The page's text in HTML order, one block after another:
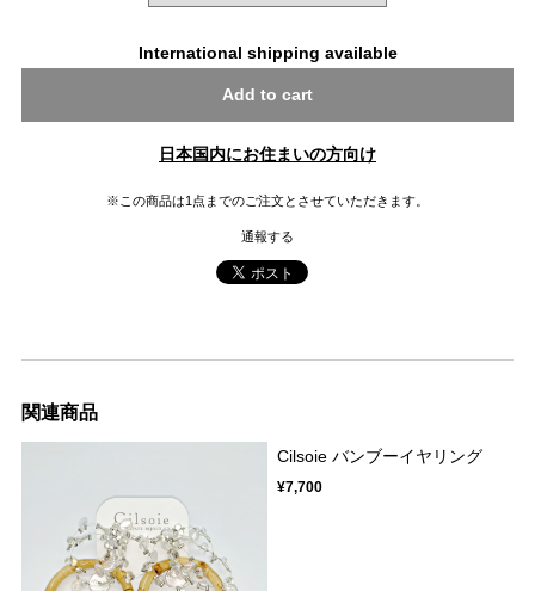
International shipping available
Add to cart
日本国内にお住まいの方向け
※この商品は1点までのご注文とさせていただきます。
通報する
関連商品
Cilsoie バンブーイヤリング
¥7,700